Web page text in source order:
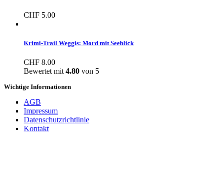
CHF 5.00
Krimi-Trail Weggis: Mord mit Seeblick
CHF 8.00
Bewertet mit 4.80 von 5
Wichtige Informationen
AGB
Impressum
Datenschutzrichtlinie
Kontakt